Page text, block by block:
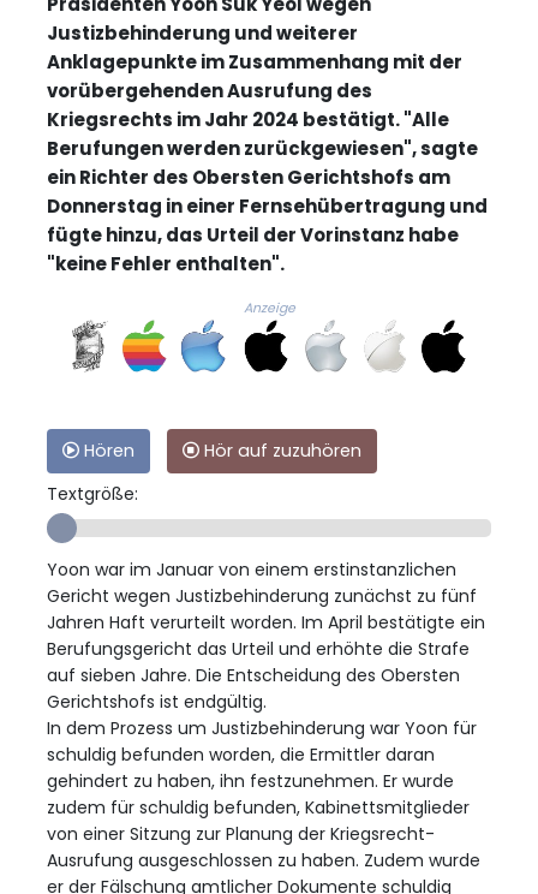
Justizbehinderung und weiterer
Anklagepunkte im Zusammenhang mit der
vorübergehenden Ausrufung des
Kriegsrechts im Jahr 2024 bestätigt. "Alle
Berufungen werden zurückgewiesen", sagte
ein Richter des Obersten Gerichtshofs am
Donnerstag in einer Fernsehübertragung und
fügte hinzu, das Urteil der Vorinstanz habe
"keine Fehler enthalten".
Anzeige
Hören
Hör auf zuzuhören
Textgröße:
Yoon war im Januar von einem erstinstanzlichen
Gericht wegen Justizbehinderung zunächst zu fünf
Jahren Haft verurteilt worden. Im April bestätigte ein
Berufungsgericht das Urteil und erhöhte die Strafe
auf sieben Jahre. Die Entscheidung des Obersten
Gerichtshofs ist endgültig.
In dem Prozess um Justizbehinderung war Yoon für
schuldig befunden worden, die Ermittler daran
gehindert zu haben, ihn festzunehmen. Er wurde
zudem für schuldig befunden, Kabinettsmitglieder
von einer Sitzung zur Planung der Kriegsrecht-
Ausrufung ausgeschlossen zu haben. Zudem wurde
er der Fälschung amtlicher Dokumente schuldig